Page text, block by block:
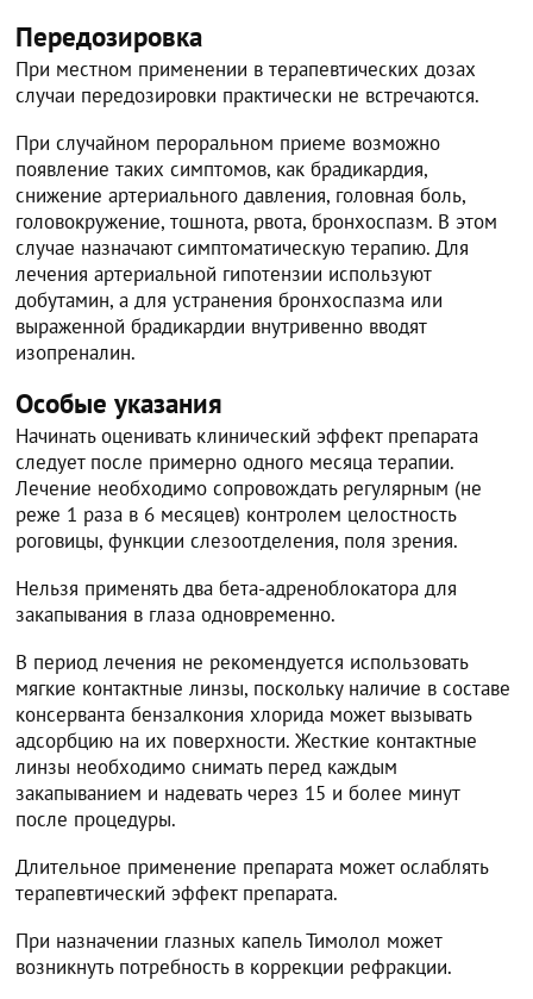
Передозировка
При местном применении в терапевтических дозах
случаи передозировки практически не встречаются.
При случайном пероральном приеме возможно
появление таких симптомов, как брадикардия,
снижение артериального давления, головная боль,
головокружение, тошнота, рвота, бронхоспазм. В этом
случае назначают симптоматическую терапию. Для
лечения артериальной гипотензии используют
добутамин, а для устранения бронхоспазма или
выраженной брадикардии внутривенно вводят
изопреналин.
Особые указания
Начинать оценивать клинический эффект препарата
следует после примерно одного месяца терапии.
Лечение необходимо сопровождать регулярным (не
реже 1 раза в 6 месяцев) контролем целостность
роговицы, функции слезоотделения, поля зрения.
Нельзя применять два бета-адреноблокатора для
закапывания в глаза одновременно.
В период лечения не рекомендуется использовать
мягкие контактные линзы, поскольку наличие в составе
консерванта бензалкония хлорида может вызывать
адсорбцию на их поверхности. Жесткие контактные
линзы необходимо снимать перед каждым
закапыванием и надевать через 15 и более минут
после процедуры.
Длительное применение препарата может ослаблять
терапевтический эффект препарата.
При назначении глазных капель Тимолол может
возникнуть потребность в коррекции рефракции.